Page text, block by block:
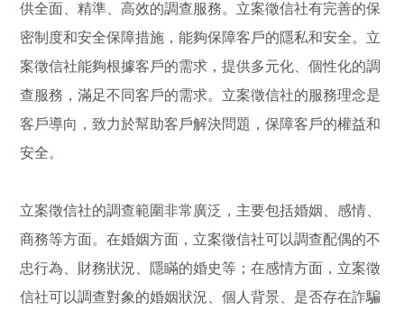
供全面、精準、高效的調查服務。立案徵信社有完善的保
密制度和安全保障措施，能夠保障客戶的隱私和安全。立
案徵信社能夠根據客戶的需求，提供多元化、個性化的調
查服務，滿足不同客戶的需求。立案徵信社的服務理念是
客戶導向，致力於幫助客戶解決問題，保障客戶的權益和
安全。
立案徵信社的調查範圍非常廣泛，主要包括婚姻、感情、
商務等方面。在婚姻方面，立案徵信社可以調查配偶的不
忠行為、財務狀況、隱瞞的婚史等；在感情方面，立案徵
信社可以調查對象的婚姻狀況、個人背景、是否存在詐騙